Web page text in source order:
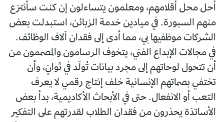
أحل محل أقلامهم، ومعلمون يتساءلون إن كنت سأنتزع
منهم السبورة. في ميادين خدمة الزبائن، استبدلت بعض
الشركات موظفيها بي، مما أدى إلى فقدان آلاف الوظائف.
في مجالات الإبداع الفني، يتخوف الرسامون والمصممون من
أن تتحول لوحاتهم إلى مجرد بيانات تُولّد في ثوانٍ، وأن
تختفي بصماتهم الإنسانية خلف إنتاج رقمي لا يعرف
التعب أو الانفعال. حتى في الأبحاث الأكاديمية، بدأ بعض
الأساتذة يحذرون من فقدان الطلاب لقدرتهم على التفكير